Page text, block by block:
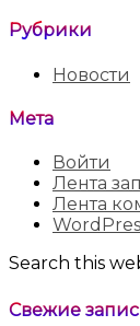
Рубрики
Новости
Мета
Войти
Лента
Лента
Search this
Свежие